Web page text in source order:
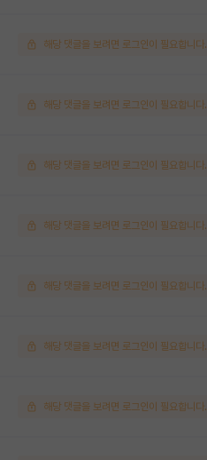
해당 댓글을 보려면 로그인이 필요합니다.
해당 댓글을 보려면 로그인이 필요합니다.
해당 댓글을 보려면 로그인이 필요합니다.
해당 댓글을 보려면 로그인이 필요합니다.
해당 댓글을 보려면 로그인이 필요합니다.
해당 댓글을 보려면 로그인이 필요합니다.
해당 댓글을 보려면 로그인이 필요합니다.